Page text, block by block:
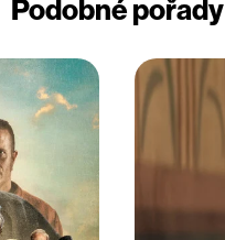
Podobné pořady